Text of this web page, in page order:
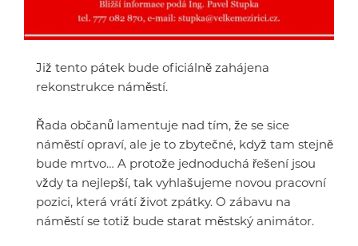
Již tento pátek bude oficiálně zahájena
rekonstrukce náměstí.
Řada občanů lamentuje nad tím, že se sice
náměstí opraví, ale je to zbytečné, když tam stejně
bude mrtvo… A protože jednoduchá řešení jsou
vždy ta nejlepší, tak vyhlašujeme novou pracovní
pozici, která vrátí život zpátky. O zábavu na
náměstí se totiž bude starat městský animátor.